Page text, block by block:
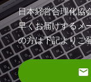
日本経営合理化協
早くお届けするメ
の方は下記よりご
email